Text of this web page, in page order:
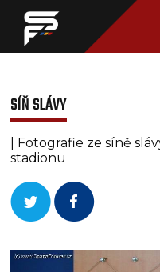
SÍŇ SLÁVY
| Fotografie ze síně
stadionu